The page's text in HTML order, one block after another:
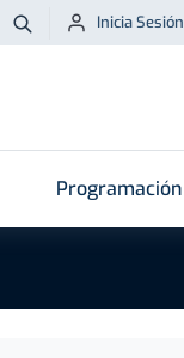
Buscar
Inicia Sesión
Programación